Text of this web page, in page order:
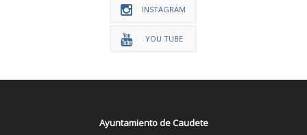
INSTAGRAM
YOU TUBE
Ayuntamiento de Caudete